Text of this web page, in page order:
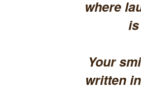
where
Your
written